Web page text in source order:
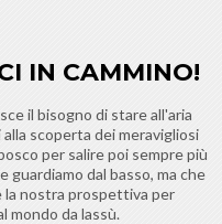
IN CAMMINO!
il bisogno di stare all'aria
scoperta dei meravigliosi
per salire poi sempre più
dal basso, ma che
la nostra prospettiva per
mondo da lassù.